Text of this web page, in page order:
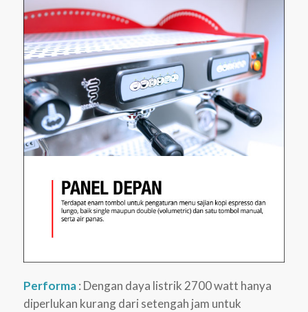
Performa: Dengan daya listrik 2700 watt hanya
diperlukan kurang dari setengah jam untuk